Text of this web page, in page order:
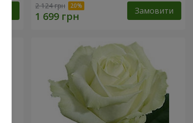
2 124 грн Замовити